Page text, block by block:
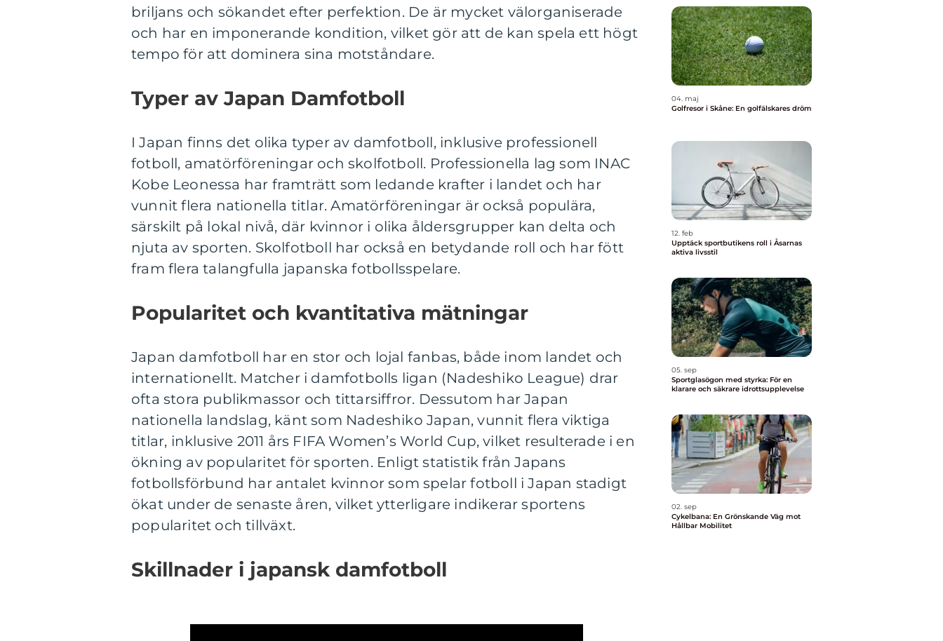
briljans och sökandet efter perfektion. De är mycket välorganiserade
och har en imponerande kondition, vilket gör att de kan spela ett högt
tempo för att dominera sina motståndare.
Typer av Japan Damfotboll
I Japan finns det olika typer av damfotboll, inklusive professionell
fotboll, amatörföreningar och skolfotboll. Professionella lag som INAC
Kobe Leonessa har framträtt som ledande krafter i landet och har
vunnit flera nationella titlar. Amatörföreningar är också populära,
särskilt på lokal nivå, där kvinnor i olika åldersgrupper kan delta och
njuta av sporten. Skolfotboll har också en betydande roll och har fött
fram flera talangfulla japanska fotbollsspelare.
Popularitet och kvantitativa mätningar
Japan damfotboll har en stor och lojal fanbas, både inom landet och
internationellt. Matcher i damfotbolls ligan (Nadeshiko League) drar
ofta stora publikmassor och tittarsiffror. Dessutom har Japan
nationella landslag, känt som Nadeshiko Japan, vunnit flera viktiga
titlar, inklusive 2011 års FIFA Women’s World Cup, vilket resulterade i en
ökning av popularitet för sporten. Enligt statistik från Japans
fotbollsförbund har antalet kvinnor som spelar fotboll i Japan stadigt
ökat under de senaste åren, vilket ytterligare indikerar sportens
popularitet och tillväxt.
Skillnader i japansk damfotboll
04. maj
Golfresor i Skåne: En golfälskares dröm
12. feb
Upptäck sportbutikens roll i Åsarnas
aktiva livsstil
05. sep
Sportglasögon med styrka: För en
klarare och säkrare idrottsupplevelse
02. sep
Cykelbana: En Grönskande Väg mot
Hållbar Mobilitet